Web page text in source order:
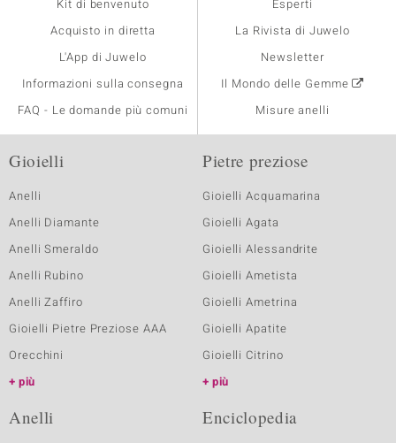
Kit di benvenuto
Acquisto in diretta
L'App di Juwelo
Informazioni sulla consegna
FAQ - Le domande più comuni
Esperti
La Rivista di Juwelo
Newsletter
Il Mondo delle Gemme
Misure anelli
Gioielli
Anelli
Anelli Diamante
Anelli Smeraldo
Anelli Rubino
Anelli Zaffiro
Gioielli Pietre Preziose AAA
Orecchini
più
Pietre preziose
Gioielli Acquamarina
Gioielli Agata
Gioielli Alessandrite
Gioielli Ametista
Gioielli Ametrina
Gioielli Apatite
Gioielli Citrino
più
Anelli Enciclopedia